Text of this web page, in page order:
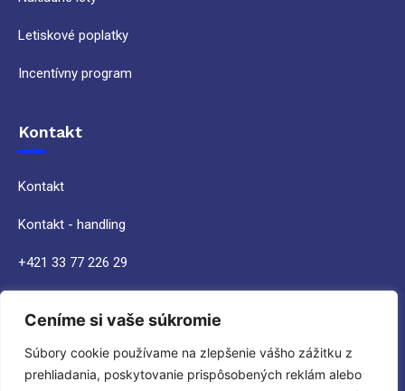
Ceníme si vaše súkromie
Súbory cookie používame na zlepšenie vášho zážitku z
prehliadania, poskytovanie prispôsobených reklám alebo
Letiskové poplatky
Incentívny program
Kontakt
Kontakt
Kontakt - handling
+421 33 77 226 29